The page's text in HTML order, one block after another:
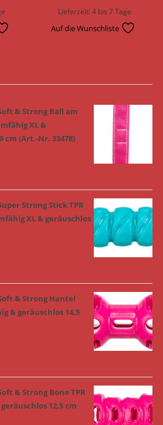
Lieferzeit:4 bis 7 Tage
Auf die Wunschliste
& Strong Ball am
XL &
cm (Art.-Nr. 33478)
Strong Stick TPR
XL & geräuschlos
& Strong Hantel
& geräuschlos 14,5
& Strong Bone TPR
12,5 cm